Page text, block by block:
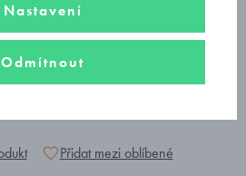
Přidat mezi oblíbené
Nastavení
Odmítnout